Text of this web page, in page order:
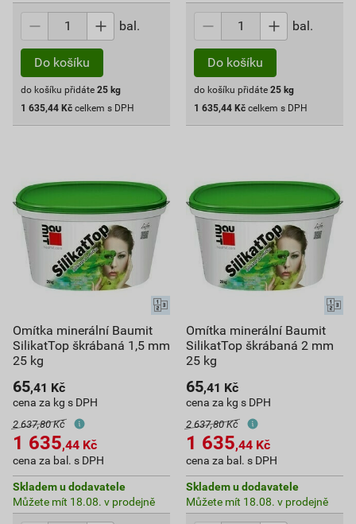
bal.
Do košíku
do košíku přidáte 25 kg
1 635,44 Kč celkem s DPH
bal.
Do košíku
do košíku přidáte 25 kg
1 635,44 Kč celkem s DPH
Omítka minerální Baumit
SilikatTop škrábaná 1,5 mm
25 kg
65,41 Kč
cena za kg s DPH
2 637,80 Kč
1 635,44 Kč
cena za bal. s DPH
Skladem u dodavatele
Můžete mít 18.08. v prodejně
Omítka minerální Baumit
SilikatTop škrábaná 2 mm
25 kg
65,41 Kč
cena za kg s DPH
2 637,80 Kč
1 635,44 Kč
cena za bal. s DPH
Skladem u dodavatele
Můžete mít 18.08. v prodejně